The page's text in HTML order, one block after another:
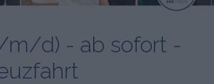
m/d) - ab sofort -